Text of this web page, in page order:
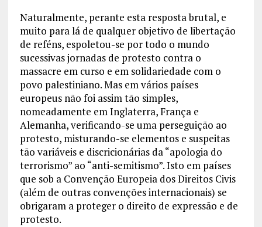
Naturalmente, perante esta resposta brutal, e
muito para lá de qualquer objetivo de libertação
de reféns, espoletou-se por todo o mundo
sucessivas jornadas de protesto contra o
massacre em curso e em solidariedade com o
povo palestiniano. Mas em vários países
europeus não foi assim tão simples,
nomeadamente em Inglaterra, França e
Alemanha, verificando-se uma perseguição ao
protesto, misturando-se elementos e suspeitas
tão variáveis e discricionárias da “apologia do
terrorismo” ao “anti-semitismo”. Isto em países
que sob a Convenção Europeia dos Direitos Civis
(além de outras convenções internacionais) se
obrigaram a proteger o direito de expressão e de
protesto.